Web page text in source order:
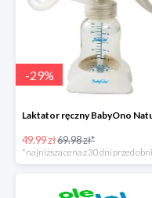
-29%
49.99 zł69.98 zł*